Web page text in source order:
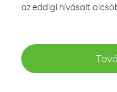
az eddigi hívásait